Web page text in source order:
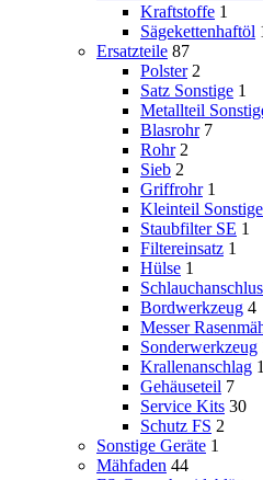
Kraftstoffe 1
Sägekettenhaftöl
Ersatzteile 87
Polster 2
Satz Sonstige 1
Metallteil
Blasrohr 7
Rohr 2
Sieb 2
Griffrohr 1
Kleinteil Sonstige
Staubfilter SE 1
Filtereinsatz 1
Hülse 1
Bordwerkzeug 4
Messer
Sonderwerkzeug
Krallenanschlag 1
Gehäuseteil 7
Service Kits 30
Schutz FS 2
Sonstige Geräte 1
Mähfaden 44